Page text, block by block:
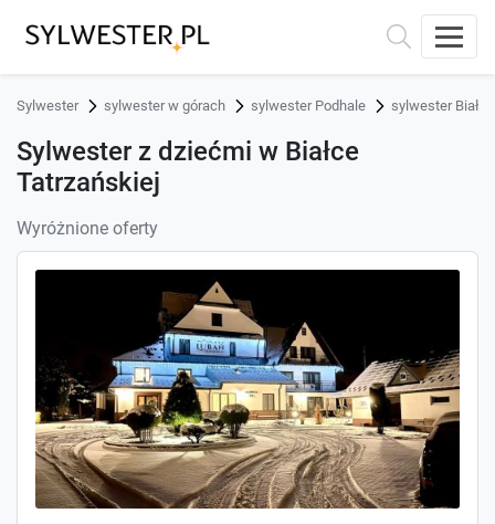
Sylwester sylwester w górach sylwester Podhale sylwester
Sylwester z dziećmi w Białce
Tatrzańskiej
Wyróżnione oferty